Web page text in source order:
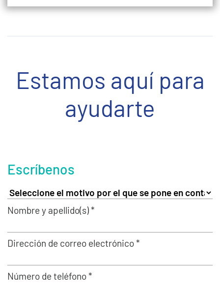
Estamos aquí para
ayudarte
Escríbenos
Nombre y apellido(s) *
Dirección de correo electrónico *
Número de teléfono *